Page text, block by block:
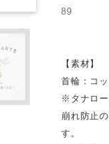
89
【素材】
首輪：コ
※タナロー
崩れ防止
す。